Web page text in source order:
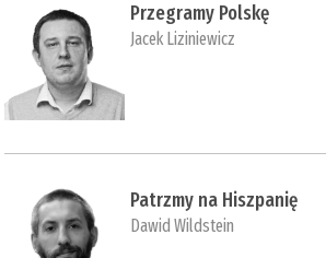
Przegramy Polskę
Jacek Liziniewicz
Patrzmy na Hiszpanię
Dawid Wildstein